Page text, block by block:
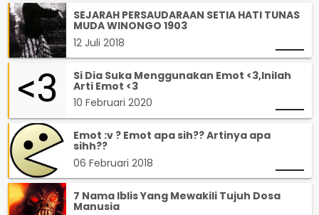
SEJARAH PERSAUDARAAN SETIA HATI TUNAS
MUDA WINONGO 1903
12 Juli 2018
Si Dia Suka Menggunakan Emot <3,Inilah
Arti Emot <3
10 Februari 2020
Emot :v ? Emot apa sih?? Artinya apa
sihh??
06 Februari 2018
7 Nama Iblis Yang Mewakili Tujuh Dosa
Manusia